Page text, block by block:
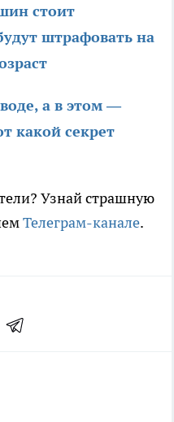
стоит
штрафовать на
а в этом —
какой секрет
Узнай страшную
Телеграм-канале.